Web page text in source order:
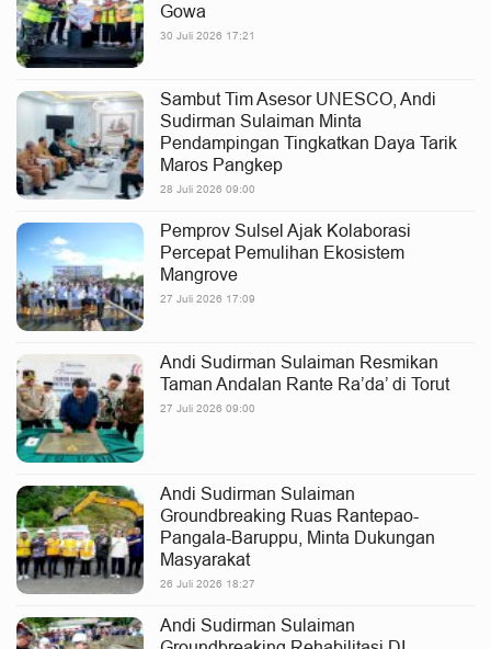
Gowa
30 Juli 2026 17:21
Sambut Tim Asesor UNESCO, Andi
Sudirman Sulaiman Minta
Pendampingan Tingkatkan Daya Tarik
Maros Pangkep
28 Juli 2026 09:00
Pemprov Sulsel Ajak Kolaborasi
Percepat Pemulihan Ekosistem
Mangrove
27 Juli 2026 17:09
Andi Sudirman Sulaiman Resmikan
Taman Andalan Rante Ra’da’ di Torut
27 Juli 2026 09:00
Andi Sudirman Sulaiman
Groundbreaking Ruas Rantepao-
Pangala-Baruppu, Minta Dukungan
Masyarakat
26 Juli 2026 18:27
Andi Sudirman Sulaiman